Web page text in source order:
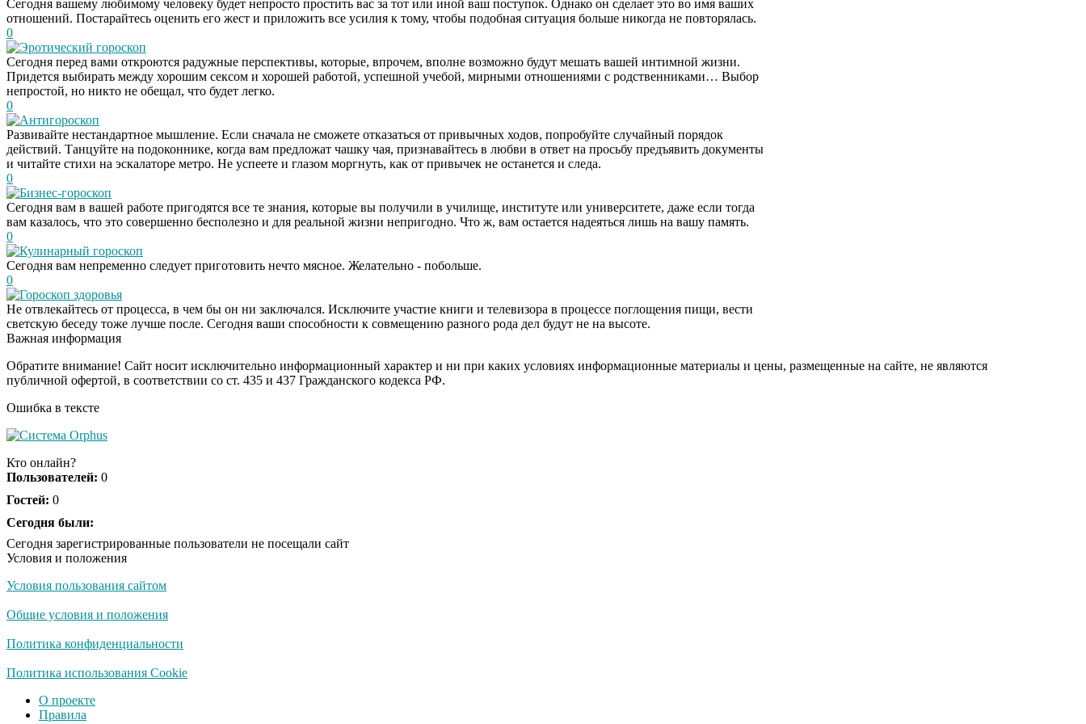
Сегодня вашему любимому человеку будет непросто простить вас за тот или иной ваш поступок. Однако он сделает это во имя ваших
отношений. Постарайтесь оценить его жест и приложить все усилия к тому, чтобы подобная ситуация больше никогда не повторялась.
0
Эротический гороскоп
Сегодня перед вами откроются радужные перспективы, которые, впрочем, вполне возможно будут мешать вашей интимной жизни.
Придется выбирать между хорошим сексом и хорошей работой, успешной учебой, мирными отношениями с родственниками… Выбор
непростой, но никто не обещал, что будет легко.
0
Антигороскоп
Развивайте нестандартное мышление. Если сначала не сможете отказаться от привычных ходов, попробуйте случайный порядок
действий. Танцуйте на подоконнике, когда вам предложат чашку чая, признавайтесь в любви в ответ на просьбу предъявить документы
и читайте стихи на эскалаторе метро. Не успеете и глазом моргнуть, как от привычек не останется и следа.
0
Бизнес-гороскоп
Сегодня вам в вашей работе пригодятся все те знания, которые вы получили в училище, институте или университете, даже если тогда
вам казалось, что это совершенно бесполезно и для реальной жизни непригодно. Что ж, вам остается надеяться лишь на вашу память.
0
Кулинарный гороскоп
Сегодня вам непременно следует приготовить нечто мясное. Желательно - побольше.
0
Гороскоп здоровья
Не отвлекайтесь от процесса, в чем бы он ни заключался. Исключите участие книги и телевизора в процессе поглощения пищи, вести
светскую беседу тоже лучше после. Сегодня ваши способности к совмещению разного рода дел будут не на высоте.
Важная информация
Обратите внимание! Сайт носит исключительно информационный характер и ни при каких условиях информационные материалы и цены, размещенные на сайте, не являются
публичной офертой, в соответствии со ст. 435 и 437 Гражданского кодекса РФ.
Ошибка в тексте
Кто онлайн?
Пользователей: 0
Гостей: 0
Сегодня были:
Сегодня зарегистрированные пользователи не посещали сайт
Условия и положения
Условия пользования сайтом
Общие условия и положения
Политика конфиденциальности
Политика использования Cookie
О проекте
Правила